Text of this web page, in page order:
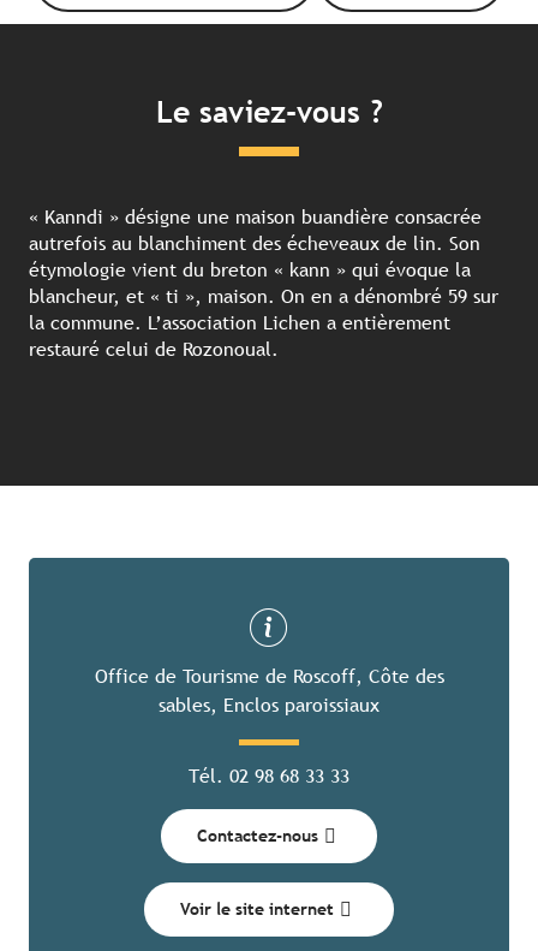
Le saviez-vous ?
« Kanndi » désigne une maison buandière consacrée
autrefois au blanchiment des écheveaux de lin. Son
étymologie vient du breton « kann » qui évoque la
blancheur, et « ti », maison. On en a dénombré 59 sur
la commune. L’association Lichen a entièrement
restauré celui de Rozonoual.
Office de Tourisme de Roscoff, Côte des
sables, Enclos paroissiaux
Tél. 02 98 68 33 33
Contactez-nous
Voir le site internet